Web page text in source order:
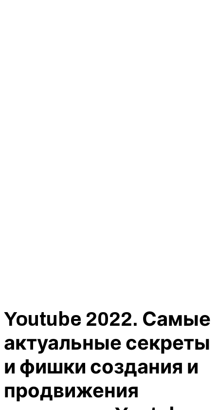
Youtube 2022. Самые
актуальные секреты
и фишки создания и
продвижения